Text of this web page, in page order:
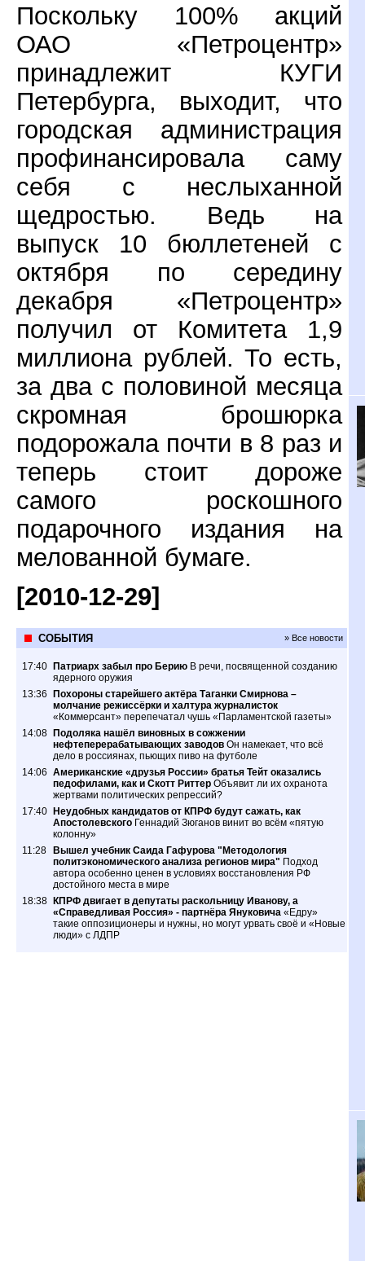
Поскольку 100% акций
ОАО «Петроцентр»
принадлежит КУГИ
Петербурга, выходит, что
городская администрация
профинансировала саму
себя с неслыханной
щедростью. Ведь на
выпуск 10 бюллетеней с
октября по середину
декабря «Петроцентр»
получил от Комитета 1,9
миллиона рублей. То есть,
за два с половиной месяца
скромная брошюрка
подорожала почти в 8 раз и
теперь стоит дороже
самого роскошного
подарочного издания на
мелованной бумаге.
[2010-12-29]
СОБЫТИЯ » Все новости
17:40 Патриарх забыл про Берию В речи, посвященной созданию
ядерного оружия
13:36 Похороны старейшего актёра Таганки Смирнова –
молчание режиссёрки и халтура журналисток
«Коммерсант» перепечатал чушь «Парламентской газеты»
14:08 Подоляка нашёл виновных в сожжении
нефтеперерабатывающих заводов Он намекает, что всё
дело в россиянах, пьющих пиво на футболе
14:06 Американские «друзья России» братья Тейт оказались
педофилами, как и Скотт Риттер Объявит ли их охранота
жертвами политических репрессий?
17:40 Неудобных кандидатов от КПРФ будут сажать, как
Апостолевского Геннадий Зюганов винит во всём «пятую
колонну»
11:28 Вышел учебник Саида Гафурова "Методология
политэкономического анализа регионов мира" Подход
автора особенно ценен в условиях восстановления РФ
достойного места в мире
18:38 КПРФ двигает в депутаты раскольницу Иванову, а
«Справедливая Россия» - партнёра Януковича «Едру»
такие оппозиционеры и нужны, но могут урвать своё и «Новые
люди» с ЛДПР